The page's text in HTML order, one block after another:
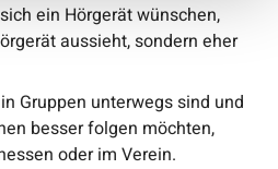
ein Hörgerät wünschen,
aussieht, sondern eher
Gruppen unterwegs sind und
besser folgen möchten,
oder im Verein.